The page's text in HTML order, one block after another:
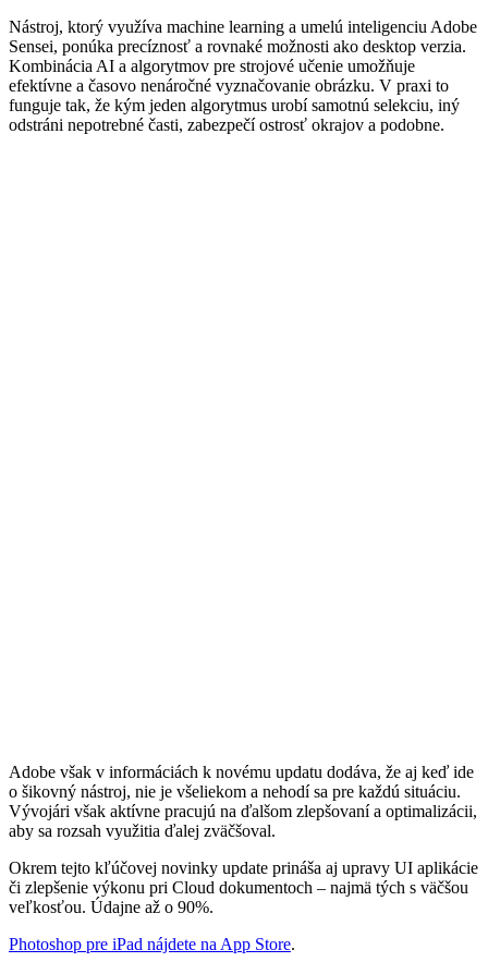
Nástroj, ktorý využíva machine learning a umelú inteligenciu Adobe
Sensei, ponúka precíznosť a rovnaké možnosti ako desktop verzia.
Kombinácia AI a algorytmov pre strojové učenie umožňuje
efektívne a časovo nenáročné vyznačovanie obrázku. V praxi to
funguje tak, že kým jeden algorytmus urobí samotnú selekciu, iný
odstráni nepotrebné časti, zabezpečí ostrosť okrajov a podobne.
Adobe však v informáciách k novému updatu dodáva, že aj keď ide
o šikovný nástroj, nie je všeliekom a nehodí sa pre každú situáciu.
Vývojári však aktívne pracujú na ďalšom zlepšovaní a optimalizácii,
aby sa rozsah využitia ďalej zväčšoval.
Okrem tejto kľúčovej novinky update prináša aj upravy UI aplikácie
či zlepšenie výkonu pri Cloud dokumentoch – najmä tých s väčšou
veľkosťou. Údajne až o 90%.
Photoshop pre iPad nájdete na App Store.